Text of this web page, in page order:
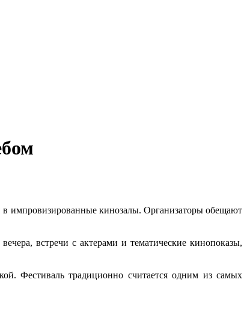
импровизированные кинозалы. Организаторы обещают
встречи с актерами и тематические кинопоказы,
Фестиваль традиционно считается одним из самых